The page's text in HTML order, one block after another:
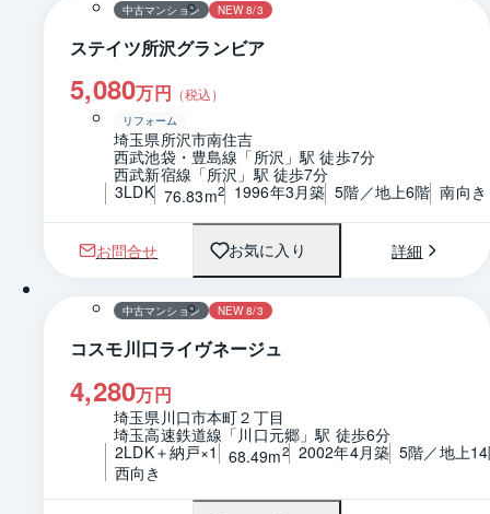
中古マンション NEW 8/3
ステイツ所沢グランビア
5,080万円 （税込）
リフォーム
埼玉県所沢市南住吉
西武池袋・豊島線「所沢」駅 徒歩7分
西武新宿線「所沢」駅 徒歩7分
3LDK 76.83m2 1996年3月築 5階／地上6階 南向き
お問合せ お気に入り 詳細
1 / 0 間取り
中古マンション NEW 8/3
コスモ川口ライヴネージュ
4,280万円
埼玉県川口市本町２丁目
埼玉高速鉄道線「川口元郷」駅 徒歩6分
2LDK＋納戸×1
68.49m2 2002年4月築 5階／地上
西向き